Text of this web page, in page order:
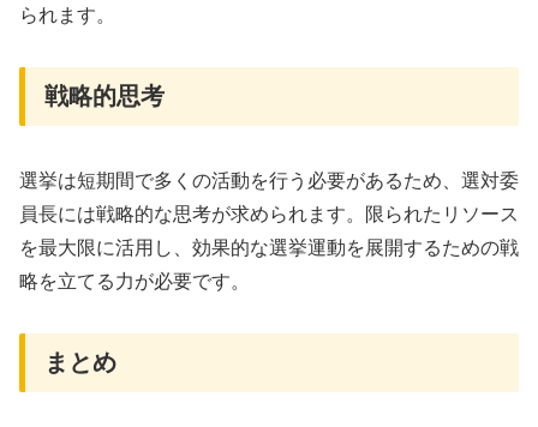
られます。
戦略的思考
選挙は短期間で多くの活動を行う必要があるため、選対委
員長には戦略的な思考が求められます。限られたリソース
を最大限に活用し、効果的な選挙運動を展開するための戦
略を立てる力が必要です。
まとめ